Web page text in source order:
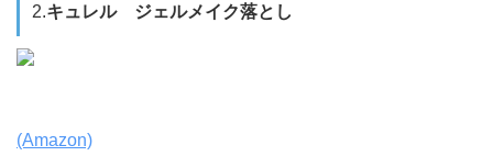
2.キュレル ジェルメイク落とし
(Amazon)